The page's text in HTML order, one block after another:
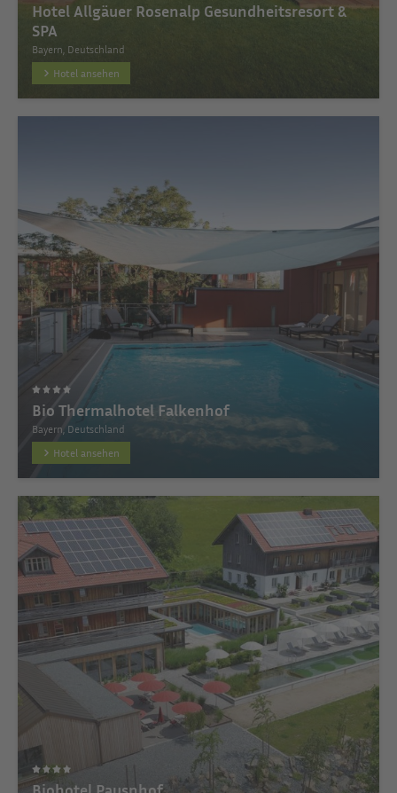
Hotel Allgäuer Rosenalp Gesundheitsresort &
SPA
Bayern, Deutschland
Hotel ansehen
Bio Thermalhotel Falkenhof
Bayern, Deutschland
Hotel ansehen